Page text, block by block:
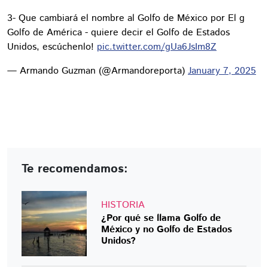
3- Que cambiará el nombre al Golfo de México por El g
Golfo de América - quiere decir el Golfo de Estados
Unidos, escúchenlo! pic.twitter.com/gUa6JsIm8Z
— Armando Guzman (@Armandoreporta) January 7, 2025
Te recomendamos:
HISTORIA
¿Por qué se llama Golfo de
México y no Golfo de Estados
Unidos?